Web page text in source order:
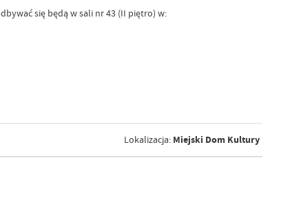
się będą w sali nr 43 (II piętro) w:
Lokalizacja: Miejski Dom Kultury